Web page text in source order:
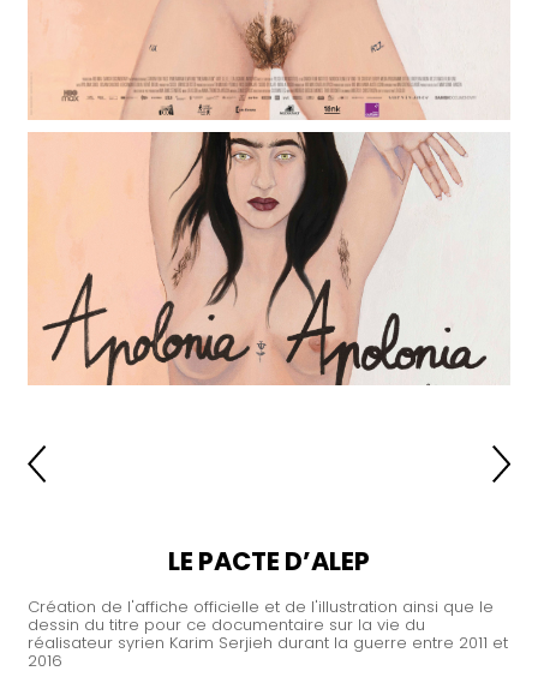
LE PACTE D’ALEP
Création de l'affiche officielle et de l'illustration ainsi que le
dessin du titre pour ce documentaire sur la vie du
réalisateur syrien Karim Serjieh durant la guerre entre 2011 et
2016